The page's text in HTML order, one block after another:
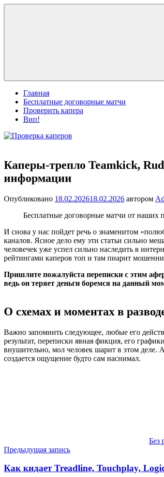
Перейти
Главная
Бесплатные договорные матчи
Проверить капера
Вип!
Каперы-трепло Teamkick,
информации
Опубликовано 18.02.202618.02.2026 автором
Бесплатные договорные матчи от наших
И снова у нас пойдет речь о знаменитом
каналов. Ясное дело ему эти статьи сильно
человечек уже успел сильно наследить в
рейтингами каперов топ и там пиарит
Пришлите пожалуйста переписки с этим
ведь он теряет деньги боремся на данный
О схемах и моментах в
Важно запомнить следующее, любые его
результат, переписки явная фикция, его
внушительно, мол человек шарит в этом деле.
создается ощущение будто сам наснимал.
Без
Навигация
по
Предыдущая запись
Как кидает Treadline, Touchplay,